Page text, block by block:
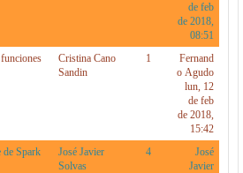
de feb
de 2018,
08:51
Cristina Cano
Sandin
1
Fernand
o Agudo
lun, 12
de feb
de 2018,
15:42
de Spark
José Javier
Solvas
4
José
Javier